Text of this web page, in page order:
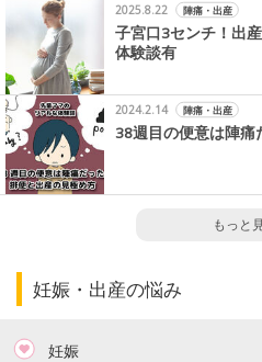
2025.8.22
陣痛・出産
子宮口3センチ！出
体験談有
2024.2.14
陣痛・出産
38週目の便意は陣痛
もっと
妊娠・出産の悩み
妊娠